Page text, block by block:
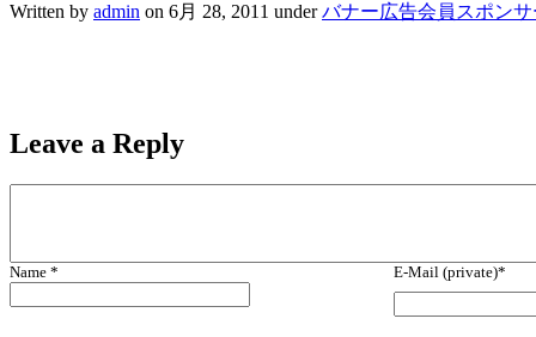
Written by admin on 6月 28, 2011 underバナー広告会員スポンサ
Leave a Reply
Name * E-Mail (private)*